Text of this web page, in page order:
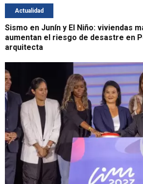
Actualidad
Sismo en Junín y El Niño: viviendas
aumentan el riesgo de desastre en
arquitecta